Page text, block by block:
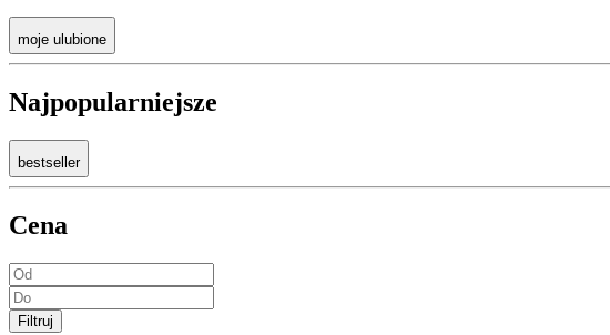
moje ulubione
Najpopularniejsze
bestseller
Cena
Filtruj